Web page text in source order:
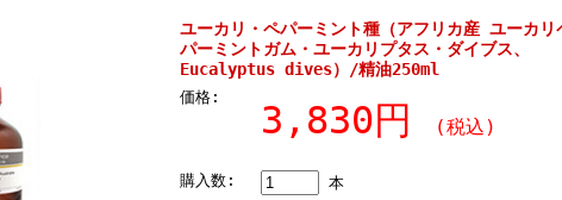
ユーカリ・ペパーミント種（アフリカ産 ユーカリ
パーミントガム・ユーカリプタス・ダイブス、
Eucalyptus dives）/精油250ml
価格:
3,830円 (税込)
購入数: 本